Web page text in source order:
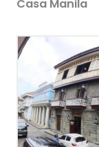
Casa Manila